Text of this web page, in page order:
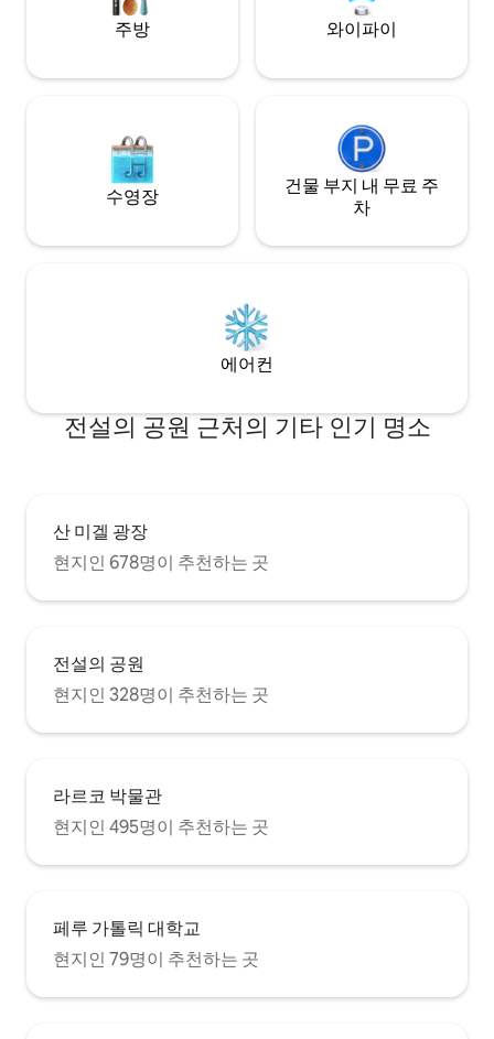
주방 와이파이
수영장
건물 부지 내 무료 주
차
에어컨
전설의 공원 근처의 기타 인기 명소
산 미겔 광장
현지인 678명이 추천하는 곳
전설의 공원
현지인 328명이 추천하는 곳
라르코 박물관
현지인 495명이 추천하는 곳
페루 가톨릭 대학교
현지인 79명이 추천하는 곳